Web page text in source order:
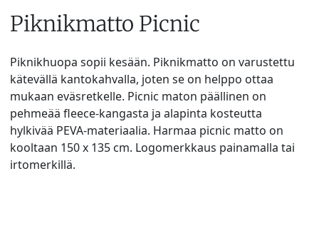
Piknikmatto Picnic
Piknikhuopa sopii kesään. Piknikmatto on varustettu
kätevällä kantokahvalla, joten se on helppo ottaa
mukaan eväsretkelle. Picnic maton päällinen on
pehmeää fleece-kangasta ja alapinta kosteutta
hylkivää PEVA-materiaalia. Harmaa picnic matto on
kooltaan 150 x 135 cm. Logomerkkaus painamalla tai
irtomerkillä.